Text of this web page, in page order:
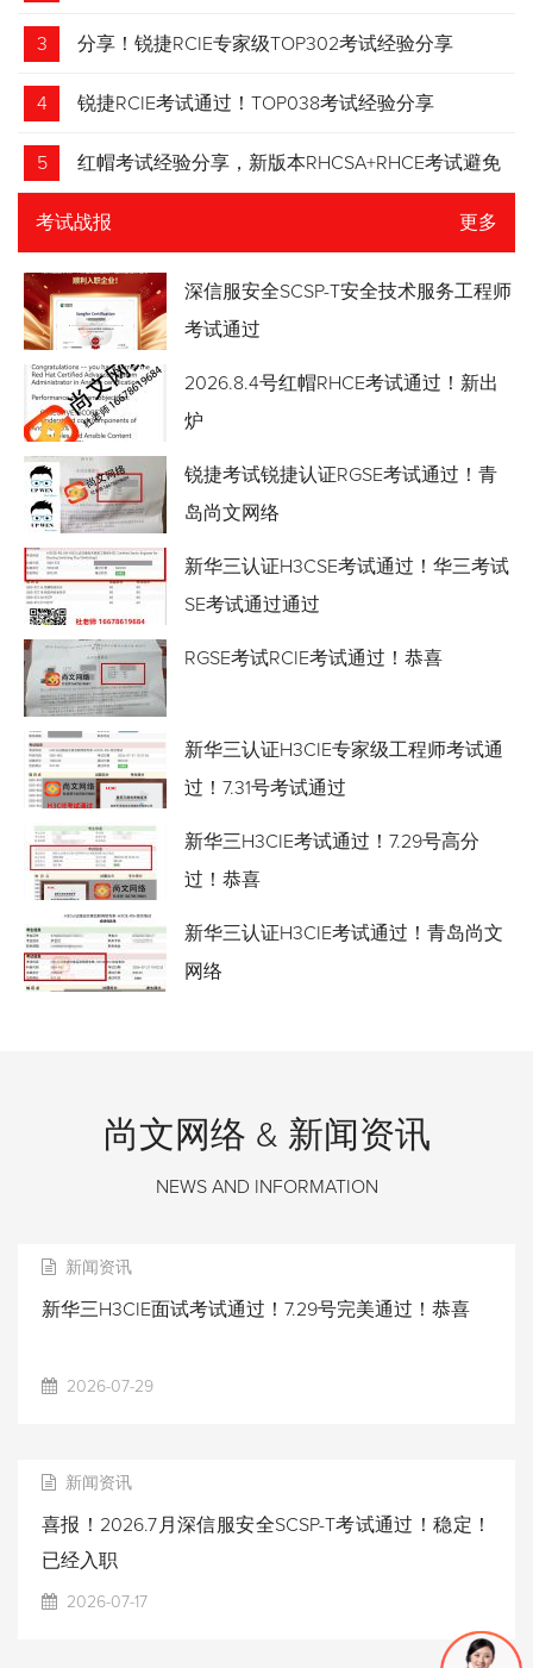
3 分享！锐捷RCIE专家级TOP302考试经验分享
4 锐捷RCIE考试通过！TOP038考试经验分享
5 红帽考试经验分享，新版本RHCSA+RHCE考试避免
踩坑
考试战报 更多
深信服安全SCSP-T安全技术服务工程师
考试通过
2026.8.4号红帽RHCE考试通过！新出
炉
锐捷考试锐捷认证RGSE考试通过！青
岛尚文网络
新华三认证H3CSE考试通过！华三考试
SE考试通过通过
RGSE考试RCIE考试通过！恭喜
新华三认证H3CIE专家级工程师考试通
过！7.31号考试通过
新华三H3CIE考试通过！7.29号高分
过！恭喜
新华三认证H3CIE考试通过！青岛尚文
网络
尚文网络 & 新闻资讯
NEWS AND INFORMATION
新闻资讯
新华三H3CIE面试考试通过！7.29号完美通过！恭喜
2026-07-29
新闻资讯
喜报！2026.7月深信服安全SCSP-T考试通过！稳定！
已经入职
2026-07-17